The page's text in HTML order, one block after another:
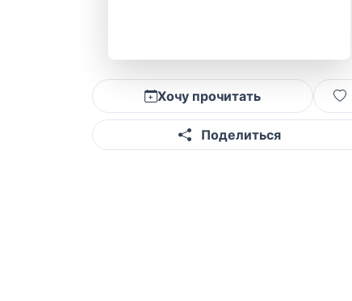
Хочу прочитать
Поделиться